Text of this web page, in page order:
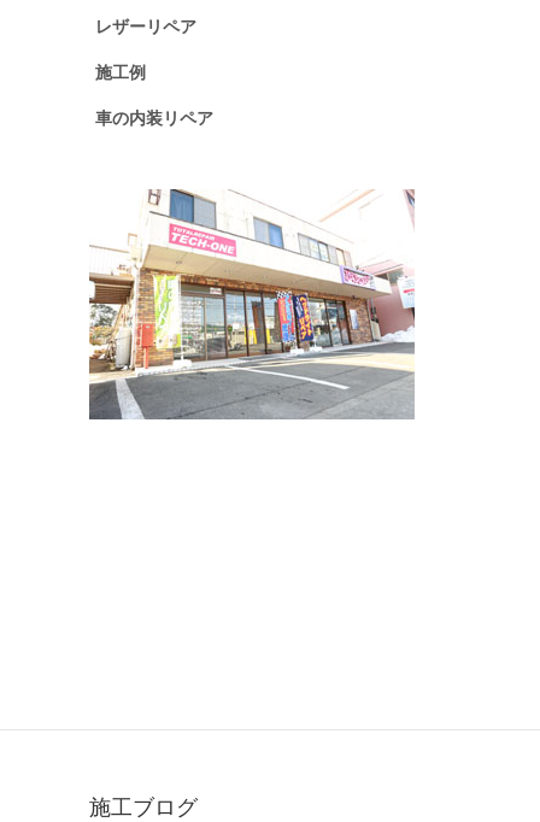
レザーリペア
施工例
車の内装リペア
施工ブログ